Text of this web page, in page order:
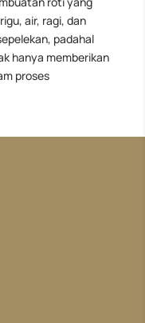
air, ragi, dan
padahal
hanya memberikan
proses